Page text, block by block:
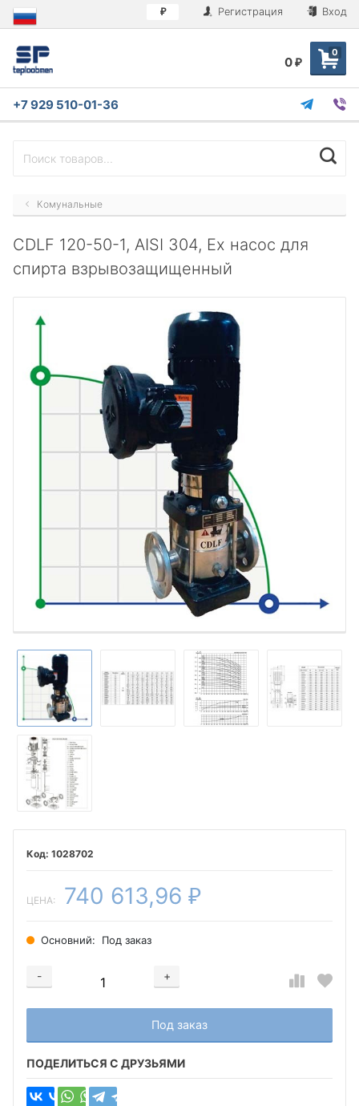
₽ Регистрация Вход
0
0 ₽
+7 929 510-01-36
Комунальные
CDLF 120-50-1, AISI 304, Ex насос для
спирта взрывозащищенный
1028702
ЦЕНА: 740 613,96 ₽
Основний: Под заказ
-
+
Добавляется...
Под заказ
Добавлен
ПОДЕЛИТЬСЯ С ДРУЗЬЯМИ